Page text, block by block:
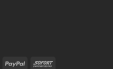
BankomatPayPal Sofort